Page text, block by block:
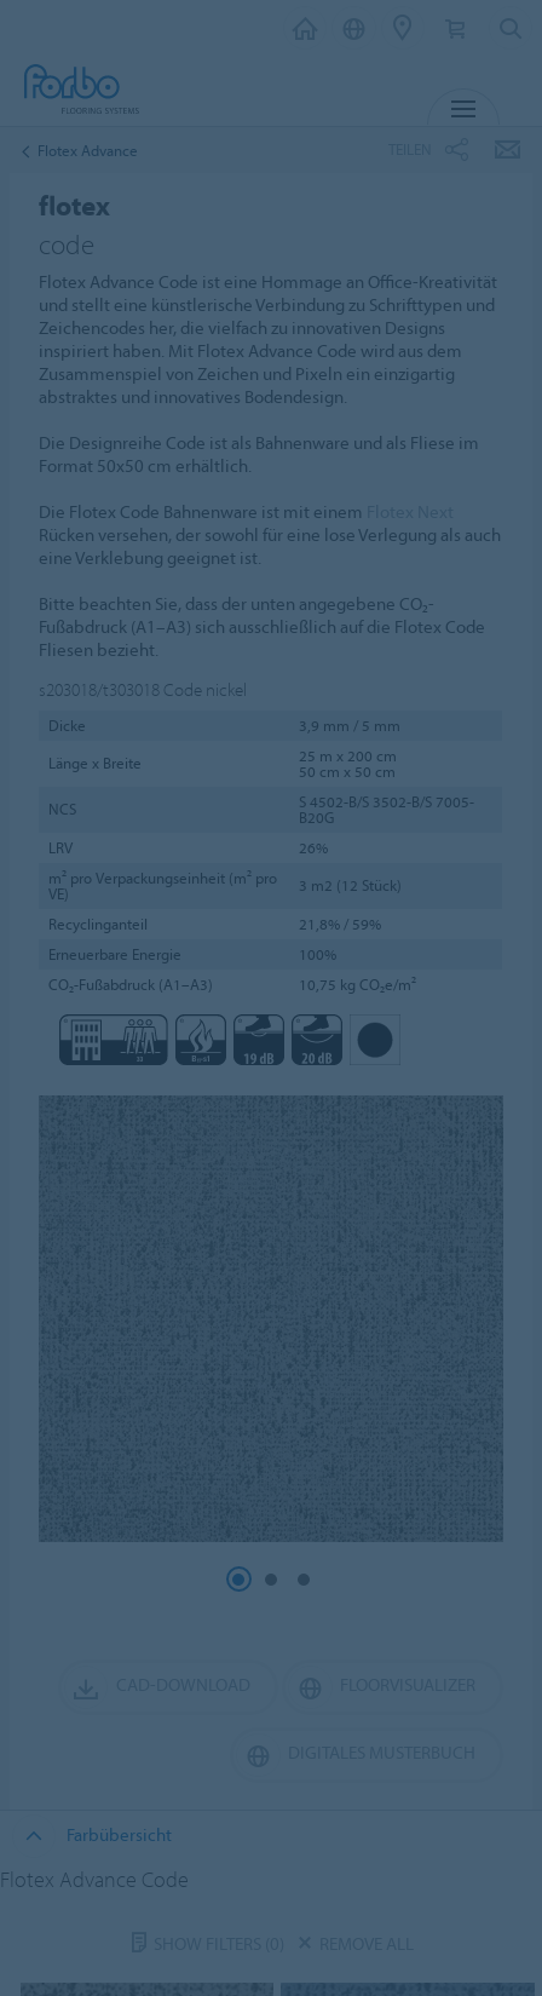
Flotex Advance
flotex
code
Flotex Advance Code ist eine Hommage an Office-Kreativität
und stellt eine künstlerische Verbindung zu Schrifttypen und
Zeichencodes her, die vielfach zu innovativen Designs
inspiriert haben. Mit Flotex Advance Code wird aus dem
Zusammenspiel von Zeichen und Pixeln ein einzigartig
abstraktes und innovatives Bodendesign.
Die Designreihe Code ist als Bahnenware und als Fliese im
Format 50x50 cm erhältlich.
Die Flotex Code Bahnenware ist mit einem
Rücken versehen, der sowohl für eine lose Verlegung als auch
eine Verklebung geeignet ist.
Bitte beachten Sie, dass der unten angegebene CO₂-
Fußabdruck (A1–A3) sich ausschließlich auf die Flotex Code
Fliesen bezieht.
s203018/t303018 Code nickel
Dicke
3,9 mm / 5 mm
Länge x Breite
25 m x 200 cm
50 cm x 50 cm
NCS
S 4502-B/S 3502-B/S 7005-
B20G
LRV
26%
m² pro Verpackungseinheit (m² pro
VE)
3 m2 (12 Stück)
Recyclinganteil
21,8% / 59%
Erneuerbare Energie
100%
CO₂-Fußabdruck (A1–A3)
10,75 kg CO₂e/m²
Farbübersicht
Flotex Advance Code